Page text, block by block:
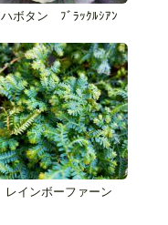
ハボタン ﾌﾞﾗｯｸﾙｼｱﾝ
レインボーファーン